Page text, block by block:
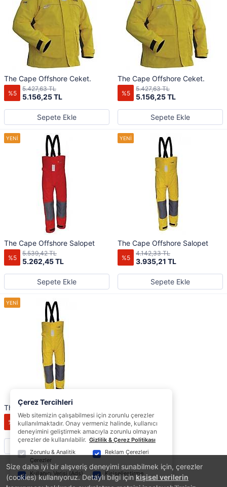
Size daha iyi bir alışveriş deneyimi sunabilmek için, çerezler
(cookies) kullanıyoruz. Detaylı bilgi içinkişisel verilerin
The Cape Offshore Ceket.
%5 5.156,25 TL
5.427,63 TL
Sepete Ekle
The Cape Offshore Ceket.
%5 5.156,25 TL
5.427,63 TL
Sepete Ekle
The Cape Offshore Salopet
%5 5.262,45 TL
5.539,42 TL
Sepete Ekle
The Cape Offshore Salopet
%5 3.935,21 TL
4.142,33 TL
Sepete Ekle
The Cape Offshore Salopet.
%5 3.935,21 TL
4.142,33 TL
1
Çerez Tercihleri
Web sitemizin çalışabilmesi için zorunlu çerezler
kullanılmaktadır. Onay vermeniz halinde, kullanıcı
deneyimini geliştirmek amacıyla zorunlu olmayan
çerezler de kullanılabilir. Gizlilik & Çerez Politikası
Zorunlu & Analitik
Çerezler
Reklam Çerezleri
Kullanıcı Verisi (Ads) Kişiselleştirme